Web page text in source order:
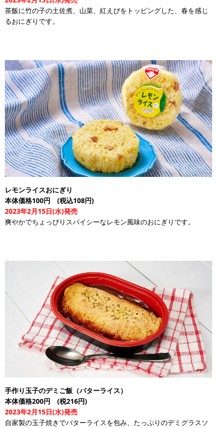
茶飯に竹の子の土佐煮、山菜、紅えびをトッピングした、春を感じ
るおにぎりです。
レモンライスおにぎり
本体価格100円 (税込108円)
2023年2月15日(水)発売
爽やかでちょっぴりスパイシーなレモン風味のおにぎりです。
手作り玉子のデミご飯（バターライス）
本体価格200円 (税216円)
2023年2月15日(水)発売
自家製の玉子焼きでバターライスを包み、たっぷりのデミグラスソ